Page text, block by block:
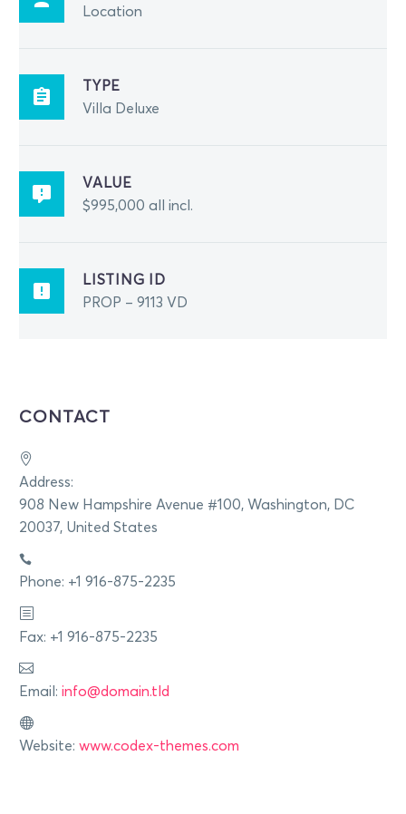
Location
TYPE
Villa Deluxe
VALUE
$995,000 all incl.
LISTING ID
PROP – 9113 VD
CONTACT
Address:
908 New Hampshire Avenue #100, Washington, DC
20037, United States
Phone: +1 916-875-2235
Fax: +1 916-875-2235
Email: info@domain.tld
Website: www.codex-themes.com